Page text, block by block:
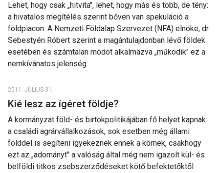
Lehet, hogy csak „hitvita", lehet, hogy más és több, de tény:
a hivatalos megítélés szerint bőven van spekuláció a
földpiacon. A Nemzeti Földalap Szervezet (NFA) elnöke, dr.
Sebestyén Róbert szerint a magántulajdonban lévő földek
esetében és számtalan módot alkalmazva „működik" ez a
nemkívánatos jelenség.
2011. JÚLIUS 31.
Kié lesz az ígéret földje?
A kormányzat föld- és birtokpolitikájában fő helyet kapnak
a családi agrárvállalkozások, sok esetben még állami
földdel is segíteni igyekeznek ennek a körnek, csakhogy
ezt az „adományt" a valóság által még nem igazolt kül- és
belföldi titkos zsebszerződéseket kötő befektetőktől